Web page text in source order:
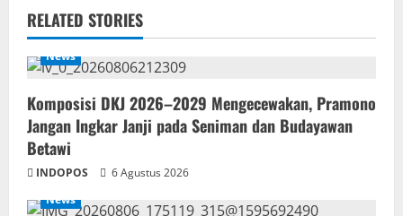
RELATED STORIES
News
Komposisi DKJ 2026–2029 Mengecewakan, Pramono
Jangan Ingkar Janji pada Seniman dan Budayawan
Betawi
INDOPOS
6 Agustus 2026
News